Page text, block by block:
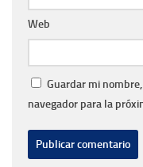
Web
Guardar mi
navegador para la